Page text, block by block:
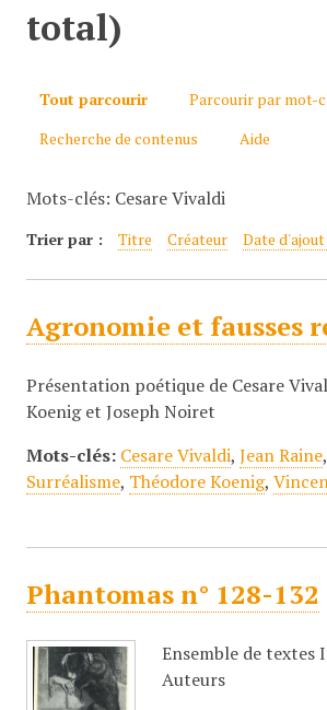
total)
Tout parcourir
Parcourir par mot-
Recherche de contenus
Aide
Mots-clés: Cesare Vivaldi
Trier par : Titre Créateur Date d'ajout
Agronomie et fausses
Présentation poétique de Cesare
Koenig et Joseph Noiret
Mots-clés: Cesare Vivaldi, Jean Raine,
Surréalisme, Théodore Koenig,
Phantomas n° 128-132
Ensemble de textes
Auteurs